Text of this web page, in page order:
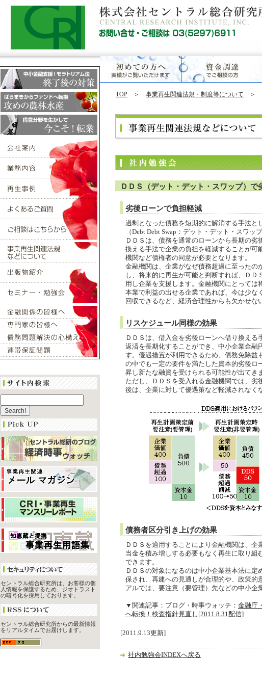
TOP ＞ 事業再生関連法規・制度等について ＞
ＤＤＳ（デット・デット・スワップ）
劣後ローンで負担軽減
過剰となった債務を短期的に解消する手法と
（Debt Debt Swap：デット・デット・スワッ
ＤＤＳは、債務を通常のローンから長期の劣
換える手法で企業の負担を軽減することが可
機関など債権者の同意が必要となります。
金融機関は、企業がなぜ債務超過に至ったの
し、将来的に再生が可能と判断すれば、ＤＤ
用し企業を支援します。金融機関にとっては
本業で利益の出せる企業であれば、今は少な
回収できるなど、経済合理性からも欠かせな
リスケジュール同様の効果
ＤＤＳは、借入金を劣後ローンへ借り換え
返済を長期化することができ、中小企業金融
す。優遇措置が利用できるため、債務免除益
の中でも一定の要件を満たした資本的劣後
昇し新たな融資を受けられる可能性が出てき
ただし、ＤＤＳを受入れる金融機関では、
後は、企業に対して優遇策など軽減されなく
債務者区分引き上げの効果
ＤＤＳを適用することにより金融機関は、企
当金を積み増しする必要もなく再生に取り
できます。
ＤＤＳの対象になるのは中小企業基本法に
保され、再建への見通しが合理的や、政策的
アルでは、要注意（要管理）先などの中小企
▼関連記事：ブログ・時事ウォッチ： 金融庁
へ転換！検査指針見直し[2011.8.31配信]
[2011.9.13更新]
社内勉強会INDEXへ戻る
セントラル総合研究所は、お客様の個
人情報を保護するため、ジオトラスト
の暗号化を採用しております。
セントラル総合研究所からの最新情報
をリアルタイムでお届けします。